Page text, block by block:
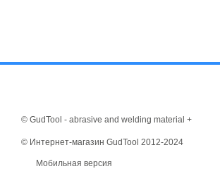
© GudTool - abrasive and welding material +
© Интернет-магазин GudTool 2012-2024
Мобильная версия